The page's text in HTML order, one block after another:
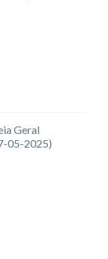
Geral
05-2025)